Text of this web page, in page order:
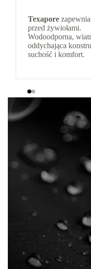
Texapore
przed żywiołami.
Wodoodporna,
oddychająca
suchość i komfort.